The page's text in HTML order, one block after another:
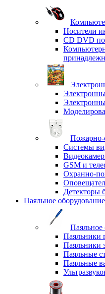
Носители
CD DVD
Пожарно-
Системы
GSM и
Охранно-
Детекторы
Паяльное оборудование
Паяльное
Паяльники
Паяльники
Паяльные
Паяльные